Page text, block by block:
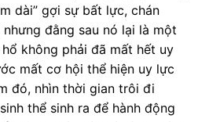
dài” gợi sự bất lực, chán
đằng sau nó lại là một
không phải đã mất hết uy
mất cơ hội thể hiện uy lực
đó, nhìn thời gian trôi đi
thể sinh ra để hành động